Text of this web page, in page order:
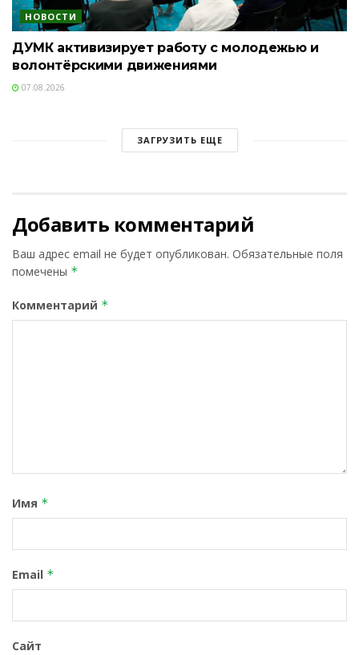
НОВОСТИ
ДУМК активизирует работу с молодежью и
волонтёрскими движениями
07.08.2026
ЗАГРУЗИТЬ ЕЩЕ
Добавить комментарий
Ваш адрес email не будет опубликован. Обязательные поля
помечены *
Комментарий *
Имя *
Email *
Сайт